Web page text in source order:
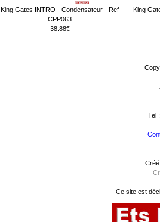
King Gates INTRO - Condensateur - Ref
CPP063
38.88€
King
Tel
Ce site est